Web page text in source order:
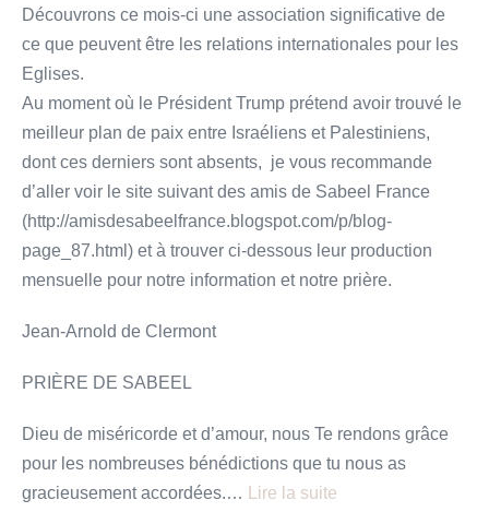
Découvrons ce mois-ci une association significative de
ce que peuvent être les relations internationales pour les
Eglises.
Au moment où le Président Trump prétend avoir trouvé le
meilleur plan de paix entre Israéliens et Palestiniens,
dont ces derniers sont absents, je vous recommande
d’aller voir le site suivant des amis de Sabeel France
(http://amisdesabeelfrance.blogspot.com/p/blog-
page_87.html) et à trouver ci-dessous leur production
mensuelle pour notre information et notre prière.
Jean-Arnold de Clermont
PRIÈRE DE SABEEL
Dieu de miséricorde et d’amour, nous Te rendons grâce
pour les nombreuses bénédictions que tu nous as
gracieusement accordées.…
Lire la suite